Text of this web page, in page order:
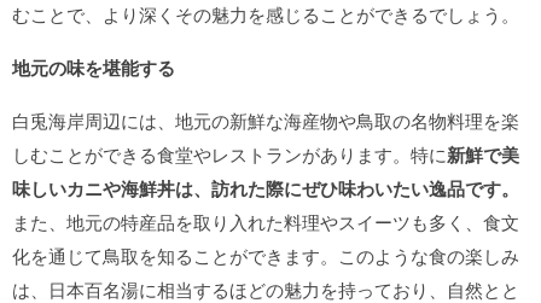
むことで、より深くその魅力を感じることができるでしょう。
地元の味を堪能する
白兎海岸周辺には、地元の新鮮な海産物や鳥取の名物料理を楽
しむことができる食堂やレストランがあります。特に新鮮で美
味しいカニや海鮮丼は、訪れた際にぜひ味わいたい逸品です。
また、地元の特産品を取り入れた料理やスイーツも多く、食文
化を通じて鳥取を知ることができます。このような食の楽しみ
は、日本百名湯に相当するほどの魅力を持っており、自然とと